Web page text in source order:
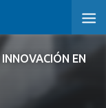
EN